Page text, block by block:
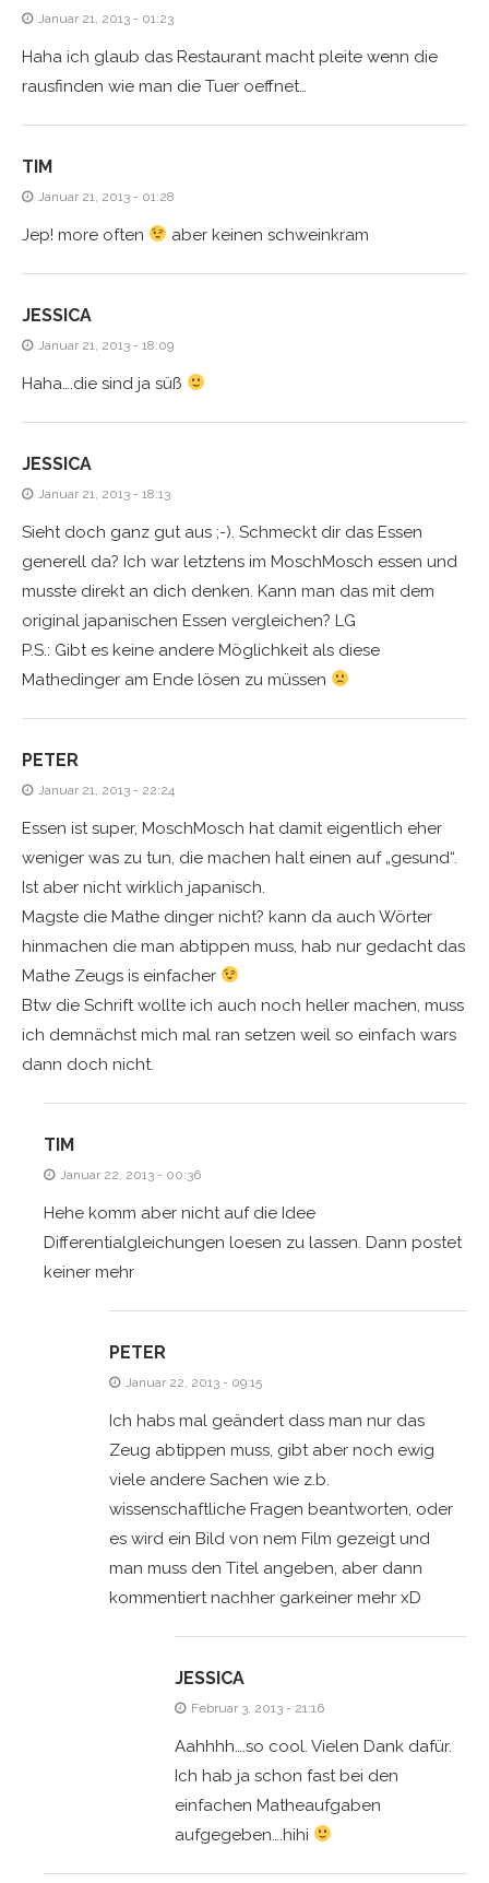
Januar 21, 2013 - 01:23
Haha ich glaub das Restaurant macht pleite wenn die
rausfinden wie man die Tuer oeffnet…
TIM
Januar 21, 2013 - 01:28
Jep! more often aber keinen schweinkram
JESSICA
Januar 21, 2013 - 18:09
Haha….die sind ja süß
JESSICA
Januar 21, 2013 - 18:13
Sieht doch ganz gut aus ;-). Schmeckt dir das Essen
generell da? Ich war letztens im MoschMosch essen und
musste direkt an dich denken. Kann man das mit dem
original japanischen Essen vergleichen? LG
P.S.: Gibt es keine andere Möglichkeit als diese
Mathedinger am Ende lösen zu müssen
PETER
Januar 21, 2013 - 22:24
Essen ist super, MoschMosch hat damit eigentlich eher
weniger was zu tun, die machen halt einen auf „gesund“.
Ist aber nicht wirklich japanisch.
Magste die Mathe dinger nicht? kann da auch Wörter
hinmachen die man abtippen muss, hab nur gedacht das
Mathe Zeugs is einfacher
Btw die Schrift wollte ich auch noch heller machen, muss
ich demnächst mich mal ran setzen weil so einfach wars
dann doch nicht.
TIM
Januar 22, 2013 - 00:36
Hehe komm aber nicht auf die Idee
Differentialgleichungen loesen zu lassen. Dann postet
keiner mehr
PETER
Januar 22, 2013 - 09:15
Ich habs mal geändert dass man nur das
Zeug abtippen muss, gibt aber noch ewig
viele andere Sachen wie z.b.
wissenschaftliche Fragen beantworten, oder
es wird ein Bild von nem Film gezeigt und
man muss den Titel angeben, aber dann
kommentiert nachher garkeiner mehr xD
JESSICA
Februar 3, 2013 - 21:16
Aahhhh….so cool. Vielen Dank dafür.
Ich hab ja schon fast bei den
einfachen Matheaufgaben
aufgegeben….hihi